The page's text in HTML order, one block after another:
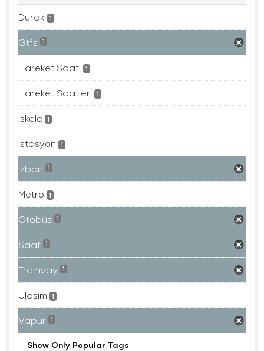
Durak 1
Gtfs 1
Hareket Saati 1
Hareket Saatleri 1
Iskele 1
Istasyon 1
Izban 1
Metro 1
Otobüs 1
Saat 1
Tramvay 1
Ulaşım 1
Vapur 1
Show Only Popular Tags